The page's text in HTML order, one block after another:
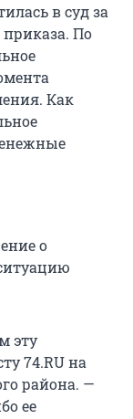
в суд за
приказа. По
Как
о
эту
74.RU на
района. —
ее